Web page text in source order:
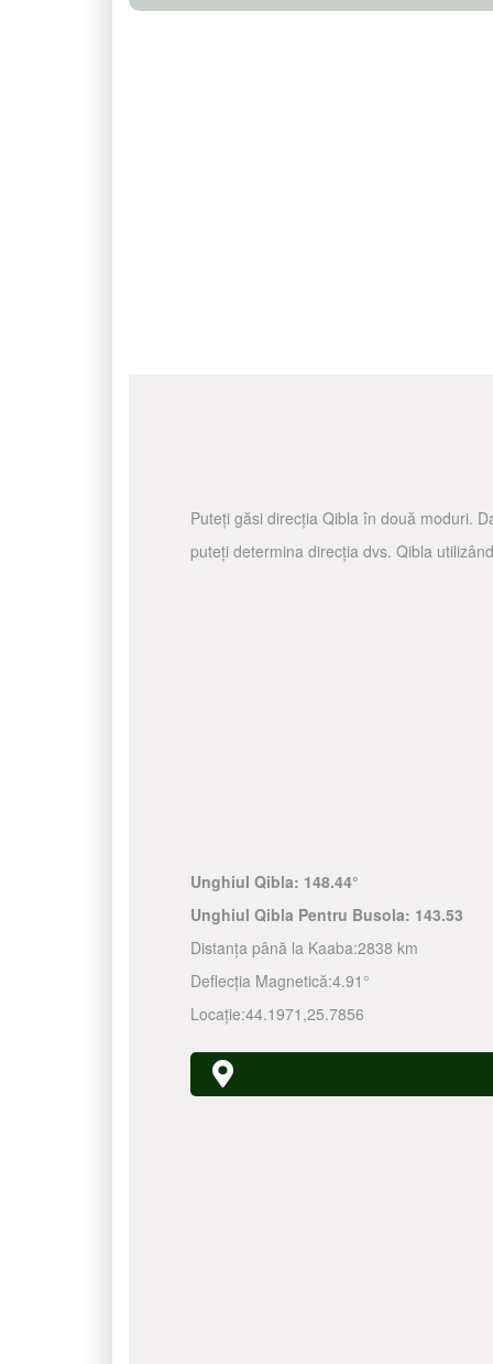
Puteți găsi direcția Qibla în două moduri.
puteți determina direcția dvs. Qibla
Unghiul Qibla: 148.44°
Unghiul Qibla Pentru Busola: 143.53
Distanța până la Kaaba:2838 km
Deflecția Magnetică:4.91°
Locație:44.1971 ,25.7856